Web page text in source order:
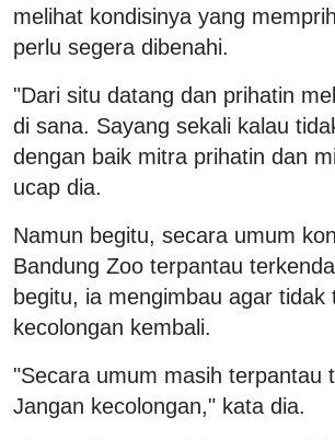
melihat kondisinya yang
perlu segera dibenahi.
"Dari situ datang dan prihatin
di sana. Sayang sekali kalau
dengan baik mitra prihatin dan
ucap dia.
Namun begitu, secara umum
Bandung Zoo terpantau
begitu, ia mengimbau agar tidak
kecolongan kembali.
"Secara umum masih terpantau
Jangan kecolongan," kata dia.